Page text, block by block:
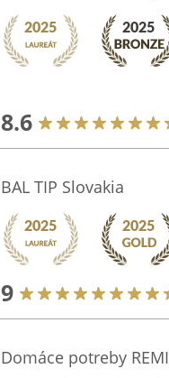
8.6
BAL TIP Slovakia
9
Domáce potreby REMI